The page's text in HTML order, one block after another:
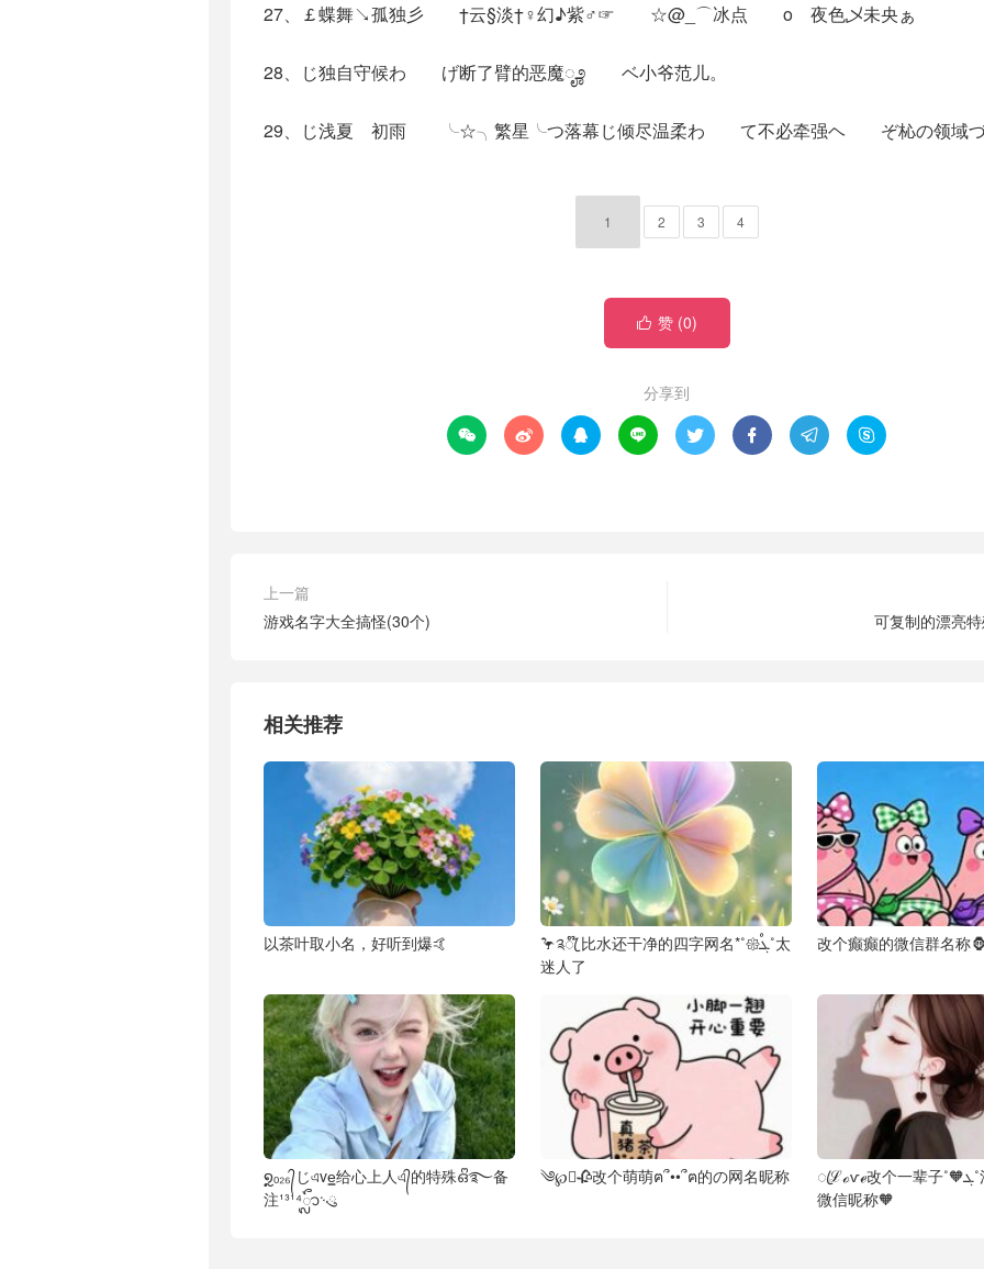
27、￡蝶舞↘孤独彡 †云§淡†♀幻♪紫♂☞ ☆@_⌒冰点 oゞ夜色乄未央ぁ
28、じ独自守候わ げ断了臂的恶魔ೄ೨ ベ小爷范儿。
29、じ浅夏ゞ初雨 ╰☆╮繁星╰つ落幕じ倾尽温柔わ て不必牵强ヘ ぞ杺の领域
1 2 3 4
 赞 (0)
分享到
       
上一篇
游戏名字大全搞怪(30个)
可复制的漂亮
相关推荐
以茶叶取小名，好听到爆🤙
🦩༉ꦿ໊ 比水还干净的四字网名*˚𑁍ࠬܓ˚太
迷人了
改个癫癫的微信群名称
໑ຼₒ₂₆᭄じএve͇给心上人এ᭄的特殊ഒᩚ࿐备
注¹³¹⁴ᬽ࿙ུ
༄℘⃝🥀改个萌萌ฅ՞••՞ฅ的の网名昵称
ꦿℒℴѵℯ改个一辈子˚🧡ܓ˚清净࿐的ꦾᩚ
微信昵称🧡